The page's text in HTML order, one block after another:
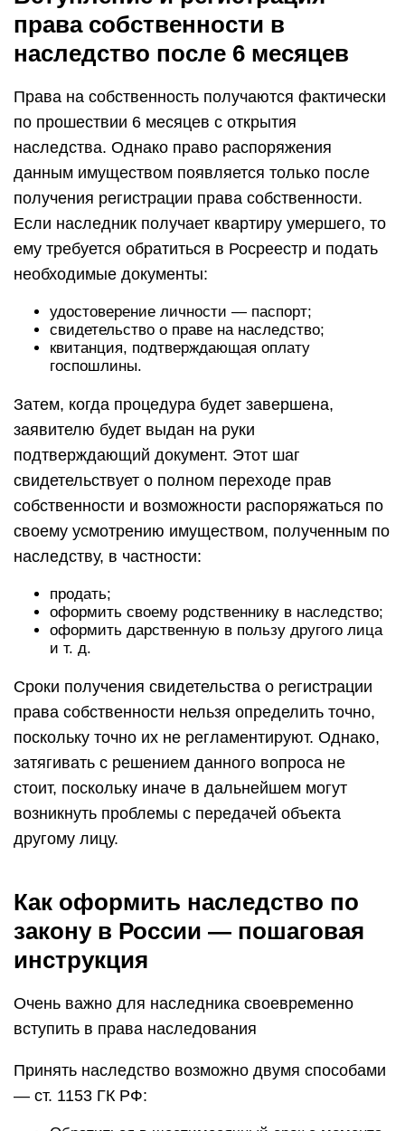
права собственности в
наследство после 6 месяцев
Права на собственность получаются фактически
по прошествии 6 месяцев с открытия
наследства. Однако право распоряжения
данным имуществом появляется только после
получения регистрации права собственности.
Если наследник получает квартиру умершего, то
ему требуется обратиться в Росреестр и подать
необходимые документы:
удостоверение личности — паспорт;
свидетельство о праве на наследство;
квитанция, подтверждающая оплату
госпошлины.
Затем, когда процедура будет завершена,
заявителю будет выдан на руки
подтверждающий документ. Этот шаг
свидетельствует о полном переходе прав
собственности и возможности распоряжаться по
своему усмотрению имуществом, полученным по
наследству, в частности:
продать;
оформить своему родственнику в наследство;
оформить дарственную в пользу другого лица
и т. д.
Сроки получения свидетельства о регистрации
права собственности нельзя определить точно,
поскольку точно их не регламентируют. Однако,
затягивать с решением данного вопроса не
стоит, поскольку иначе в дальнейшем могут
возникнуть проблемы с передачей объекта
другому лицу.
Как оформить наследство по
закону в России — пошаговая
инструкция
Очень важно для наследника своевременно
вступить в права наследования
Принять наследство возможно двумя способами
— ст. 1153 ГК РФ: